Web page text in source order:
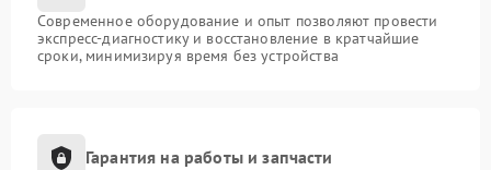
Современное оборудование и опыт позволяют провести
экспресс-диагностику и восстановление в кратчайшие
сроки, минимизируя время без устройства
Гарантия на работы и запчасти